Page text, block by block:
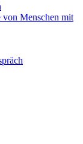
von Menschen mit